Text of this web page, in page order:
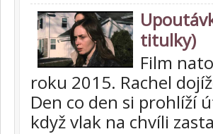
titulky)
Film
roku 2015. Rachel
Den co den si prohlíží
když vlak na chvíli